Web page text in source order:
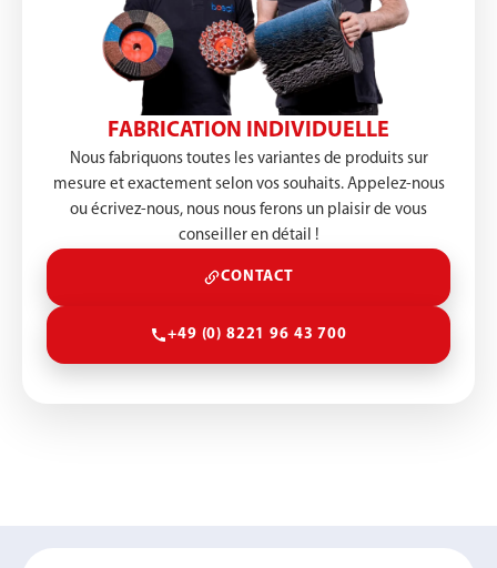
FABRICATION INDIVIDUELLE
Nous fabriquons toutes les variantes de produits sur
mesure et exactement selon vos souhaits. Appelez-nous
ou écrivez-nous, nous nous ferons un plaisir de vous
conseiller en détail !
CONTACT
+49 (0) 8221 96 43 700